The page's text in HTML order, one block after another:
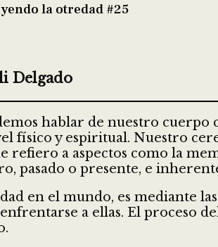
la otredad #25
Delgado
hablar de nuestro
físico y espiritual. Nuestro
refiero a aspectos como la
pasado o presente, e
en el mundo, es mediante
a ellas. El proceso